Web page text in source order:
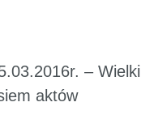
– Wielki
aktów